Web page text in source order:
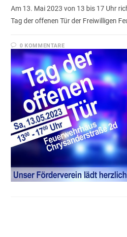
Am 13. Mai 2023 von 13 bis 17 Uhr
Tag der offenen Tür der Freiwilligen
0 KOMMENTARE